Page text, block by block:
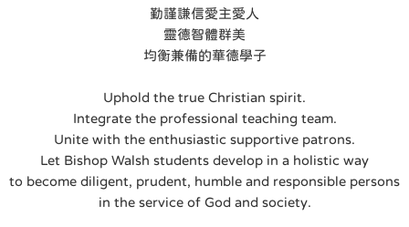
勤謹謙信愛主愛人
靈德智體群美
均衡兼備的華德學子
Uphold the true Christian spirit.
Integrate the professional teaching team.
Unite with the enthusiastic supportive patrons.
Let Bishop Walsh students develop in a holistic way
to become diligent, prudent, humble and responsible persons
in the service of God and society.